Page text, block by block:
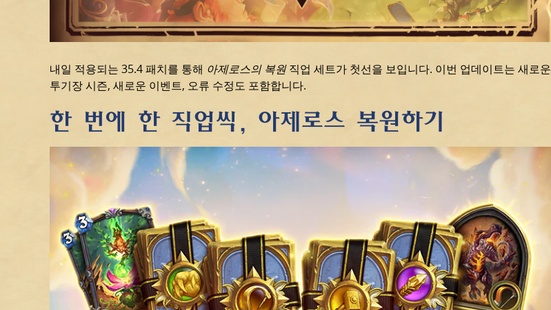
내일 적용되는 35.4 패치를 통해 아제로스의 복원직업 세트가 첫선을 보입니다. 이번 업데이트는 새로운
투기장 시즌, 새로운 이벤트, 오류 수정도 포함합니다.
한 번에 한 직업씩, 아제로스 복원하기